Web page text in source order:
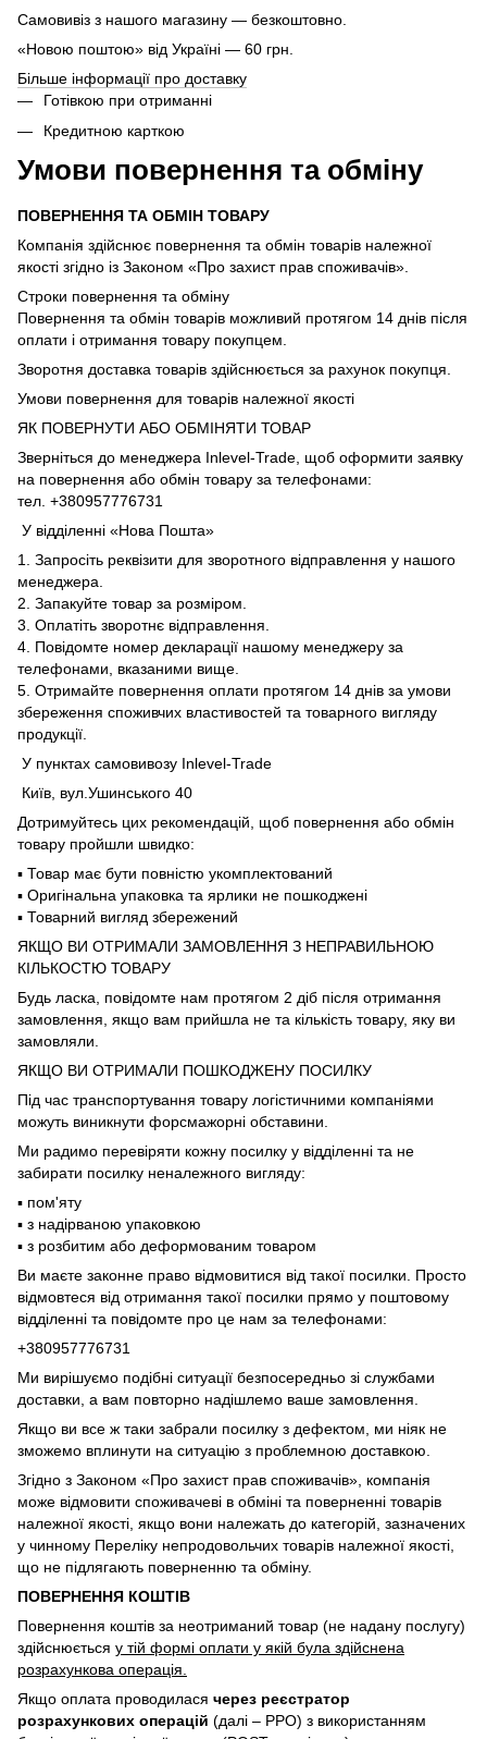
Самовивіз з нашого магазину — безкоштовно.
«Новою поштою» від Україні — 60 грн.
Більше інформації про доставку
Готівкою при отриманні
Кредитною карткою
Умови повернення та обміну
ПОВЕРНЕННЯ ТА ОБМІН ТОВАРУ
Компанія здійснює повернення та обмін товарів належної
якості згідно із Законом «Про захист прав споживачів».
Строки повернення та обміну
Повернення та обмін товарів можливий протягом 14 днів після
оплати і отримання товару покупцем.
Зворотня доставка товарів здійснюється за рахунок покупця.
Умови повернення для товарів належної якості
ЯК ПОВЕРНУТИ АБО ОБМІНЯТИ ТОВАР
Зверніться до менеджера Inlevel-Trade, щоб оформити заявку
на повернення або обмін товару за телефонами:
тел. +380957776731
У відділенні «Нова Пошта»
1. Запросіть реквізити для зворотного відправлення у нашого
менеджера.
2. Запакуйте товар за розміром.
3. Оплатіть зворотнє відправлення.
4. Повідомте номер декларації нашому менеджеру за
телефонами, вказаними вище.
5. Отримайте повернення оплати протягом 14 днів за умови
збереження споживчих властивостей та товарного вигляду
продукції.
У пунктах самовивозу Inlevel-Trade
Київ, вул.Ушинського 40
Дотримуйтесь цих рекомендацій, щоб повернення або обмін
товару пройшли швидко:
▪️ Товар має бути повністю укомплектований
▪️ Оригінальна упаковка та ярлики не пошкоджені
▪️ Товарний вигляд збережений
ЯКЩО ВИ ОТРИМАЛИ ЗАМОВЛЕННЯ З НЕПРАВИЛЬНОЮ
КІЛЬКОСТЮ ТОВАРУ
Будь ласка, повідомте нам протягом 2 діб після отримання
замовлення, якщо вам прийшла не та кількість товару, яку ви
замовляли.
ЯКЩО ВИ ОТРИМАЛИ ПОШКОДЖЕНУ ПОСИЛКУ
Під час транспортування товару логістичними компаніями
можуть виникнути форсмажорні обставини.
Ми радимо перевіряти кожну посилку у відділенні та не
забирати посилку неналежного вигляду:
▪️ пом'яту
▪️ з надірваною упаковкою
▪️ з розбитим або деформованим товаром
Ви маєте законне право відмовитися від такої посилки. Просто
відмовтеся від отримання такої посилки прямо у поштовому
відділенні та повідомте про це нам за телефонами:
+380957776731
Ми вирішуємо подібні ситуації безпосередньо зі службами
доставки, а вам повторно надішлемо ваше замовлення.
Якщо ви все ж таки забрали посилку з дефектом, ми ніяк не
зможемо вплинути на ситуацію з проблемною доставкою.
Згідно з Законом «Про захист прав споживачів», компанія
може відмовити споживачеві в обміні та поверненні товарів
належної якості, якщо вони належать до категорій, зазначених
у чинному Переліку непродовольчих товарів належної якості,
що не підлягають поверненню та обміну.
ПОВЕРНЕННЯ КОШТІВ
Повернення коштів за неотриманий товар (не надану послугу)
здійснюється у тій формі оплати у якій була здійснена
розрахункова операція.
Якщо оплата проводилася через реєстратор
розрахункових операцій (далі – РРО) з використанням